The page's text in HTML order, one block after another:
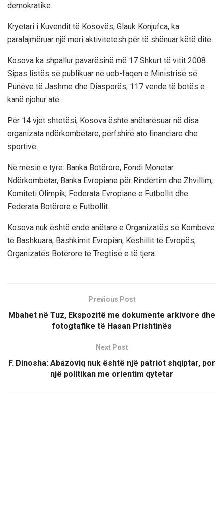
demokratike.
Kryetari i Kuvendit të Kosovës, Glauk Konjufca, ka
paralajmëruar një mori aktivitetesh për të shënuar këtë ditë.
Kosova ka shpallur pavarësinë më 17 Shkurt të vitit 2008.
Sipas listës së publikuar në ueb-faqen e Ministrisë së
Punëve të Jashme dhe Diasporës, 117 vende të botës e
kanë njohur atë.
Për 14 vjet shtetësi, Kosova është anëtarësuar në disa
organizata ndërkombëtare, përfshirë ato financiare dhe
sportive.
Në mesin e tyre: Banka Botërore, Fondi Monetar
Ndërkombëtar, Banka Evropiane për Rindërtim dhe Zhvillim,
Komiteti Olimpik, Federata Evropiane e Futbollit dhe
Federata Botërore e Futbollit.
Kosova nuk është ende anëtare e Organizatës së Kombeve
të Bashkuara, Bashkimit Evropian, Këshillit të Evropës,
Organizatës Botërore të Tregtisë e të tjera.
Previous Post
Mbahet në Tuz, Ekspozitë me dokumente arkivore dhe
fotogtafike të Hasan Prishtinës
Next Post
F. Dinosha: Abazoviq nuk është një patriot shqiptar, por
një politikan me orientim qytetar